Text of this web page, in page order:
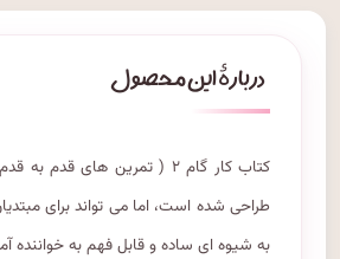
کتاب کار گام ۲ ( تمرین
طراحی شده است، اما می تواند برای
به شیوه ای ساده و قابل فهم به